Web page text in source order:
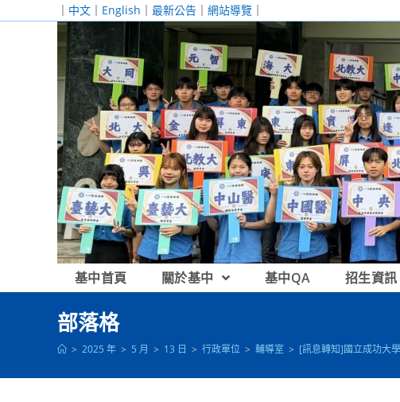
｜ 中文 ｜ English ｜ 最新公告 ｜ 網站導覽 ｜
基中首頁 關於基中 基中QA 招生資訊
部落格
> 2025 年 > 5 月 > 13 日 > 行政單位 > 輔導室 > [訊息轉知]國立成功大